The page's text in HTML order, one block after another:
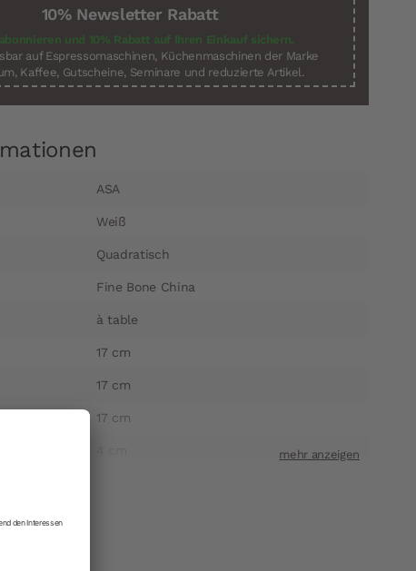
10% Newsletter Rabatt
und 10% Rabatt auf Ihren Einkauf sichern.
auf Espressomaschinen, Küchenmaschinen der Marke
Kaffee, Gutscheine, Seminare und reduzierte Artikel.
ASA
Weiß
Quadratisch
Fine Bone China
à table
17 cm
17 cm
17 cm